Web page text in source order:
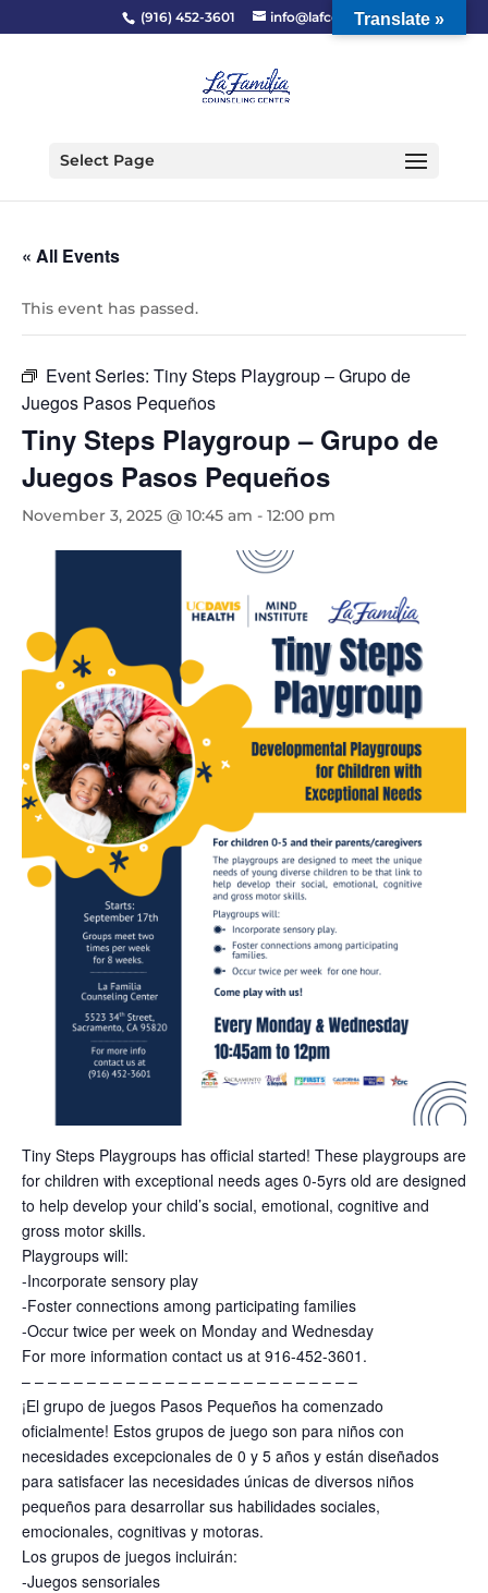
(916) 452-3601 info@lafcc.org
Select Page
« All Events
This event has passed.
Event Series: Tiny Steps Playgroup – Grupo de
Juegos Pasos Pequeños
Tiny Steps Playgroup – Grupo de
Juegos Pasos Pequeños
November 3, 2025 @ 10:45 am - 12:00 pm
Tiny Steps Playgroups has official started! These playgroups are
for children with exceptional needs ages 0-5yrs old are designed
to help develop your child’s social, emotional, cognitive and
gross motor skills.
Playgroups will:
-Incorporate sensory play
-Foster connections among participating families
-Occur twice per week on Monday and Wednesday
For more information contact us at 916-452-3601.
– – – – – – – – – – – – – – – – – – – – – – – – – –
¡El grupo de juegos Pasos Pequeños ha comenzado
oficialmente! Estos grupos de juego son para niños con
necesidades excepcionales de 0 y 5 años y están diseñados
para satisfacer las necesidades únicas de diversos niños
pequeños para desarrollar sus habilidades sociales,
emocionales, cognitivas y motoras.
Los grupos de juegos incluirán:
-Juegos sensoriales
Translate »